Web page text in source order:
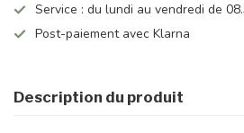
Service : du lundi au vendredi de
Post-paiement avec Klarna
Description du produit